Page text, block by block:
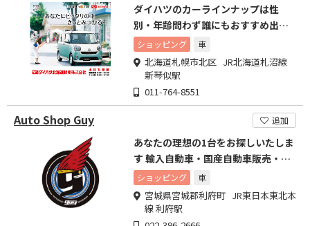
ダイハツのカーラインナップは性
別・年齢問わず誰にもおすすめ出来
る程、充実しております。
ショッピング 車
北海道札幌市北区 JR北海道札沼線
新琴似駅
011-764-8551
Auto Shop Guy 追加
あなたの理想の1台をお探しいたしま
す 輸入自動車・国産自動車販売・車
検、整備も承ります。
ショッピング 車
宮城県宮城郡利府町 JR東日本東北本
線 利府駅